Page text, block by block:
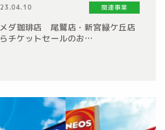
関連事業
ダ珈琲店 尾鷲店・新宮緑ケ丘店
チケットセールのお…